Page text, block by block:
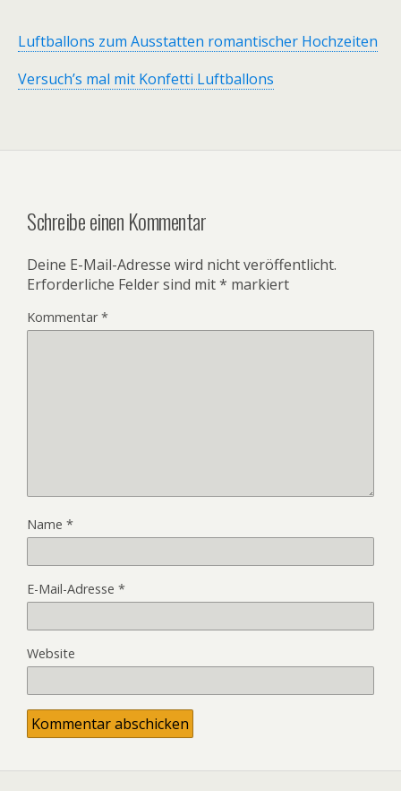
Luftballons zum Ausstatten romantischer Hochzeiten
Versuch’s mal mit Konfetti Luftballons
Schreibe einen Kommentar
Deine E-Mail-Adresse wird nicht veröffentlicht.
Erforderliche Felder sind mit* markiert
Kommentar*
Name *
E-Mail-Adresse *
Website